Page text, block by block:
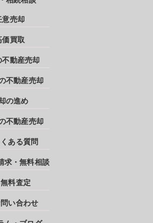
意売却
価買取
不動産売却
不動産売却
の進め
不動産売却
ある質問
求・無料相談
無料査定
い合わせ